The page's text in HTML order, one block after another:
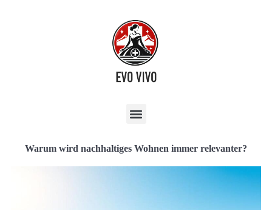
Warum wird nachhaltiges Wohnen immer relevanter?